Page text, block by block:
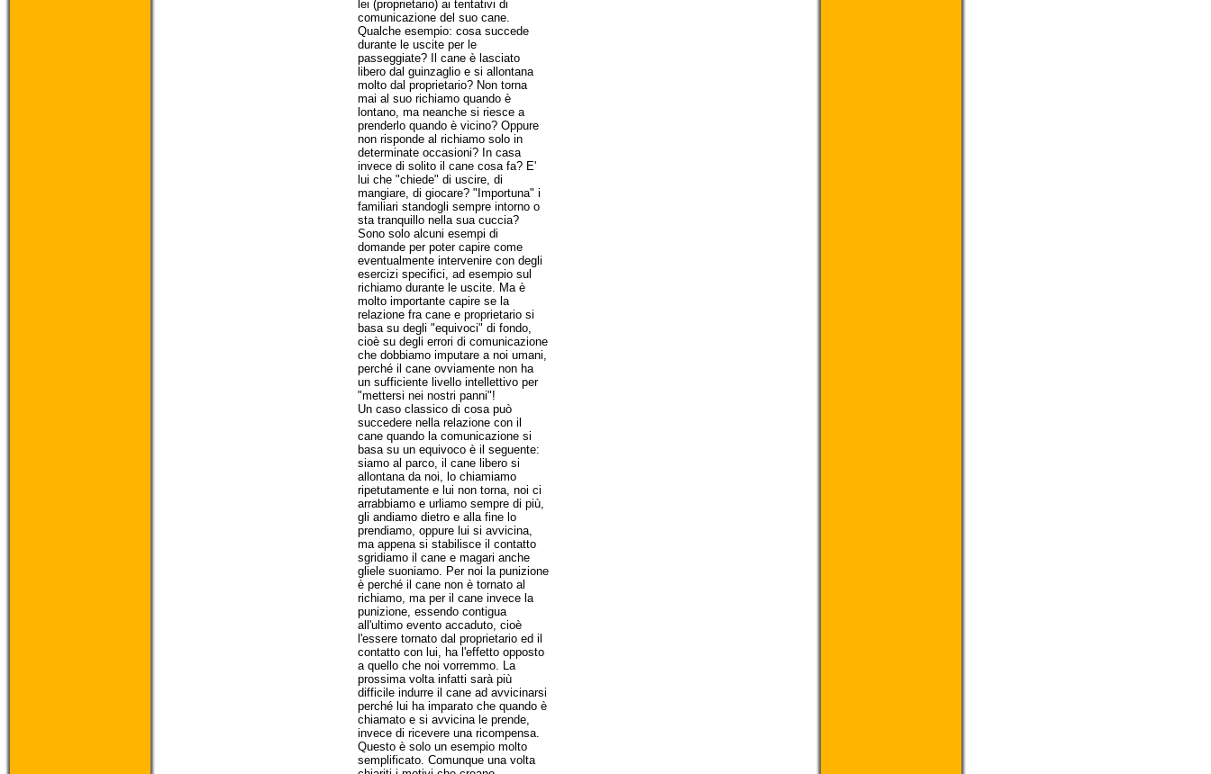
lei (proprietario) ai tentativi di
comunicazione del suo cane.
Qualche esempio: cosa succede
durante le uscite per le
passeggiate? Il cane è lasciato
libero dal guinzaglio e si allontana
molto dal proprietario? Non torna
mai al suo richiamo quando è
lontano, ma neanche si riesce a
prenderlo quando è vicino? Oppure
non risponde al richiamo solo in
determinate occasioni? In casa
invece di solito il cane cosa fa? E'
lui che "chiede" di uscire, di
mangiare, di giocare? "Importuna" i
familiari standogli sempre intorno o
sta tranquillo nella sua cuccia?
Sono solo alcuni esempi di
domande per poter capire come
eventualmente intervenire con degli
esercizi specifici, ad esempio sul
richiamo durante le uscite. Ma è
molto importante capire se la
relazione fra cane e proprietario si
basa su degli "equivoci" di fondo,
cioè su degli errori di comunicazione
che dobbiamo imputare a noi umani,
perché il cane ovviamente non ha
un sufficiente livello intellettivo per
"mettersi nei nostri panni"!
Un caso classico di cosa può
succedere nella relazione con il
cane quando la comunicazione si
basa su un equivoco è il seguente:
siamo al parco, il cane libero si
allontana da noi, lo chiamiamo
ripetutamente e lui non torna, noi ci
arrabbiamo e urliamo sempre di più,
gli andiamo dietro e alla fine lo
prendiamo, oppure lui si avvicina,
ma appena si stabilisce il contatto
sgridiamo il cane e magari anche
gliele suoniamo. Per noi la punizione
è perché il cane non è tornato al
richiamo, ma per il cane invece la
punizione, essendo contigua
all'ultimo evento accaduto, cioè
l'essere tornato dal proprietario ed il
contatto con lui, ha l'effetto opposto
a quello che noi vorremmo. La
prossima volta infatti sarà più
difficile indurre il cane ad avvicinarsi
perché lui ha imparato che quando è
chiamato e si avvicina le prende,
invece di ricevere una ricompensa.
Questo è solo un esempio molto
semplificato. Comunque una volta